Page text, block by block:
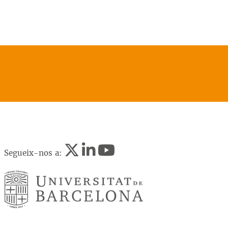
Segueix-nos a: